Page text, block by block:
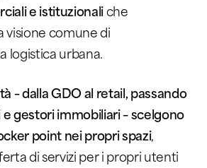
e istituzionaliche
visione comune di
logistica urbana.
– dalla GDO al retail, passando
gestori immobiliari – scelgono
point nei propri spazi,
di servizi per i propri utenti